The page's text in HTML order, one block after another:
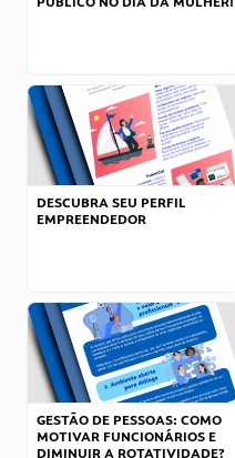
DESCUBRA SEU PERFIL
EMPREENDEDOR
GESTÃO DE PESSOAS: COMO
MOTIVAR FUNCIONÁRIOS E
DIMINUIR A ROTATIVIDADE?